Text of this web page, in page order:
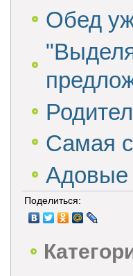
Обед
Самая
Адовые
Поделиться: